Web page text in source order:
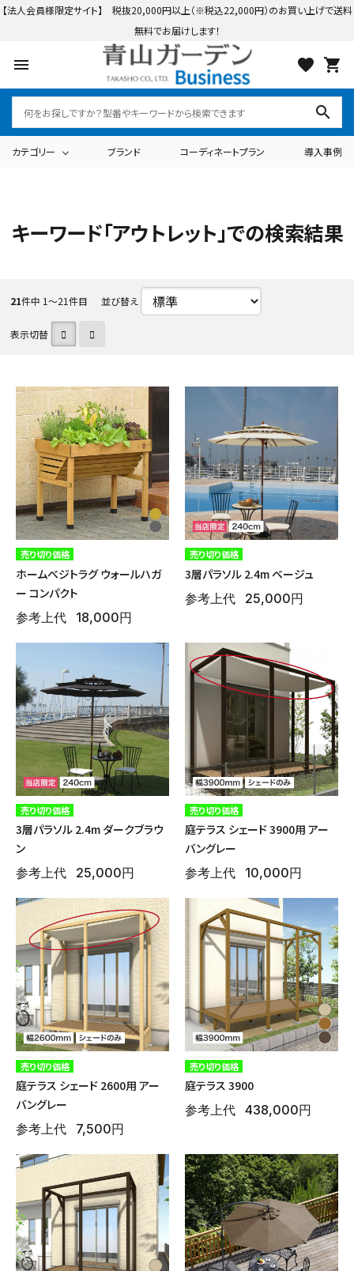
【法人会員様限定サイト】 税抜20,000円以上（※税込22,000円）のお買い上げで送料
無料でお届けします！
menu favorite shopping_cart
search
カテゴリー
テーブル・チェアー・パラソル ライト・イルミネーション
シェード ポーチ・オーニング
デッキ・タイル・人工芝 レイズドベッドプランター
プランター・シェルフ 花壇材
収納庫・室外機カバー 温室
デコレーション
アーチ・トレリス
ブランド コーディネートプラン 導入事例
カテゴリーから探す
ブランドから探す
ご利用ガイド
よくある質問
お問い合わせ
特定商取引法について
プライバシーポリシー
会社概要
キーワード「アウトレット」での検索結果
21件中 1〜21件目 並び替え
表示切替
売り切り価格
ホームベジトラグ ウォールハガ
ー コンパクト
参考上代
18,000円
売り切り価格
3層パラソル 2.4m ベージュ
参考上代
25,000円
売り切り価格
3層パラソル 2.4m ダークブラウ
ン
参考上代
25,000円
売り切り価格
庭テラス シェード 3900用 アー
バングレー
参考上代
10,000円
売り切り価格
庭テラス シェード 2600用 アー
バングレー
参考上代
7,500円
売り切り価格
庭テラス 3900
参考上代 438,000円